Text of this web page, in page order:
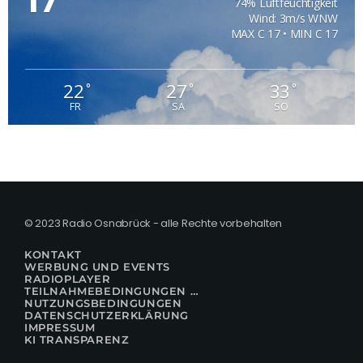
Wind: 3m/s WNW
MAX C 17 • MIN C 17
22°
FR
27°
SA
33°
SO
© 2023 Radio Osnabrück - alle Rechte vorbehalten
KONTAKT
WERBUNG UND EVENTS
RADIOPLAYER
TEILNAHMEBEDINGUNGEN FÜR GEWINNSPIELE
NUTZUNGSBEDINGUNGEN
DATENSCHUTZERKLÄRUNG
IMPRESSUM
KI TRANSPARENZ